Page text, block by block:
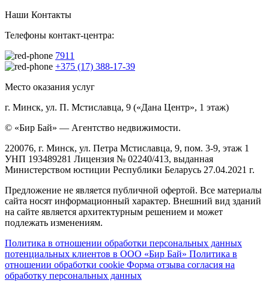
Наши Контакты
Телефоны контакт-центра:
7911
+375 (17) 388-17-39
Место оказания услуг
г. Минск, ул. П. Мстиславца, 9 («Дана Центр», 1 этаж)
© «Бир Бай» — Агентство недвижимости.
220076, г. Минск, ул. Петра Мстиславца, 9, пом. 3-9, этаж 1
УНП 193489281 Лицензия № 02240/413, выданная
Министерством юстиции Республики Беларусь 27.04.2021 г.
Предложение не является публичной офертой. Все материалы
сайта носят информационный характер. Внешний вид зданий
на сайте является архитектурным решением и может
подлежать изменениям.
Политика в отношении обработки персональных данных
потенциальных клиентов в ООО «Бир Бай» Политика в
отношении обработки cookie Форма отзыва согласия на
обработку персональных данных